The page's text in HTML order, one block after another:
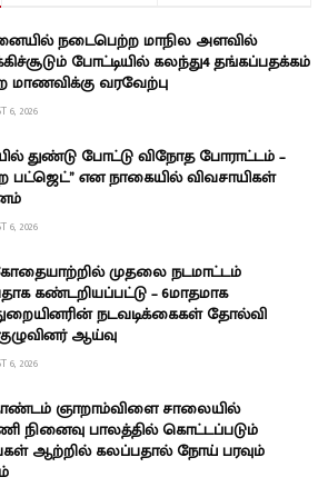
நடைபெற்ற மாநில அளவில்
போட்டியில் கலந்து4 தங்கப்பதக்கம்
வரவேற்பு
6, 2026
துண்டு போட்டு விநோத போராட்டம் –
பட்ஜெட்” என நாகையில் விவசாயிகள்
6, 2026
முதலை நடமாட்டம்
கண்டறியப்பட்டு – 6மாதமாக
நடவடிக்கைகள் தோல்வி
ஆய்வு
6, 2026
ஞாறாம்விளை சாலையில்
நினைவு பாலத்தில் கொட்டப்படும்
ஆற்றில் கலப்பதால் நோய் பரவும்